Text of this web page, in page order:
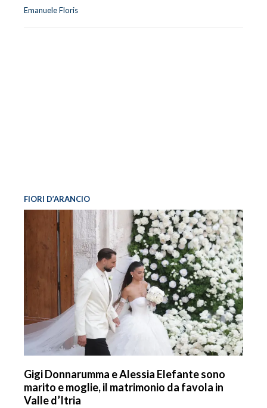
Emanuele Floris
FIORI D’ARANCIO
Gigi Donnarumma e Alessia Elefante sono
marito e moglie, il matrimonio da favola in
Valle d’Itria